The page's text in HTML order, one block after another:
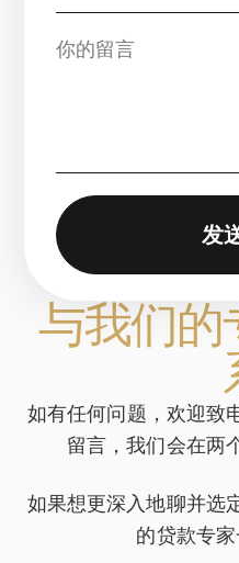
与我们的
如有任何问题，欢迎致
留言，我们会在两
如果想更深入地聊并选
的贷款专家
发